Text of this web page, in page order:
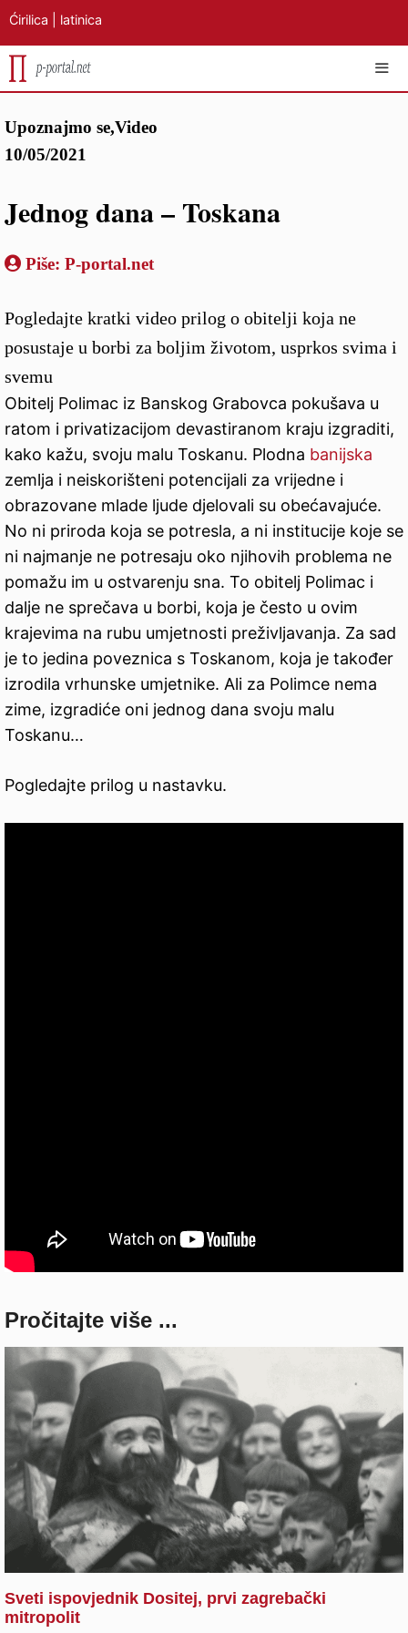
na
sadržaj
Ćirilica latinica
Upoznajmo se,Video
10/05/2021
Jednog dana – Toskana
Piše: P-portal.net
Pogledajte kratki video prilog o obitelji koja ne
posustaje u borbi za boljim životom, usprkos svima i
svemu
Obitelj Polimac iz Banskog Grabovca pokušava u
ratom i privatizacijom devastiranom kraju izgraditi,
kako kažu, svoju malu Toskanu. Plodna banijska
zemlja i neiskorišteni potencijali za vrijedne i
obrazovane mlade ljude djelovali su obećavajuće.
No ni priroda koja se potresla, a ni institucije koje se
ni najmanje ne potresaju oko njihovih problema ne
pomažu im u ostvarenju sna. To obitelj Polimac i
dalje ne sprečava u borbi, koja je često u ovim
krajevima na rubu umjetnosti preživljavanja. Za sad
je to jedina poveznica s Toskanom, koja je također
izrodila vrhunske umjetnike. Ali za Polimce nema
zime, izgradiće oni jednog dana svoju malu
Toskanu…
Pogledajte prilog u nastavku.
Pročitajte više ...
Sveti ispovjednik Dositej, prvi zagrebački
mitropolit